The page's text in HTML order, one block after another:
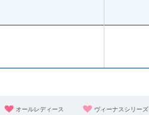
オールレディース ヴィーナスシリーズ